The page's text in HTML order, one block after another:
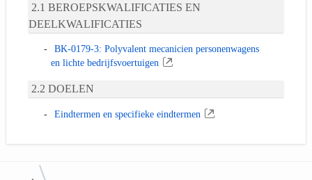
BEROEPSKWALIFICATIES EN
DEELKWALIFICATIES
BK-0179-3: Polyvalent mecanicien personenwagens
en lichte bedrijfsvoertuigen
DOELEN
Eindtermen en specifieke eindtermen